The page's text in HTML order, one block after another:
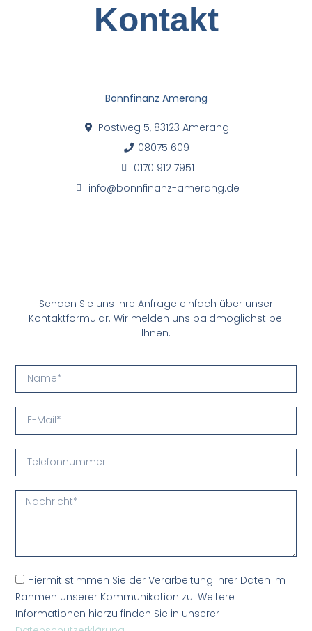
Kontakt
Bonnfinanz Amerang
Postweg 5, 83123 Amerang
08075 609
0170 912 7951
info@bonnfinanz-amerang.de
Senden Sie uns Ihre Anfrage einfach über unser
Kontaktformular. Wir melden uns baldmöglichst bei
Ihnen.
Hiermit stimmen Sie der Verarbeitung Ihrer Daten im
Rahmen unserer Kommunikation zu. Weitere
Informationen hierzu finden Sie in unserer